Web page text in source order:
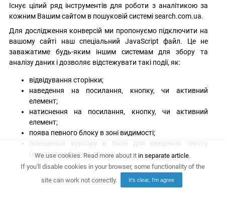
Існує цілий ряд інструментів для роботи з аналітикою за
кожним Вашим сайтом в пошуковій системі search.com.ua.
Для дослідження конверсій ми пропонуємо підключити на
вашому сайті наш спеціальний JavaScript файл. Це не
заважатиме будь-яким іншим системам для збору та
аналізу даних і дозволяє відстежувати такі події, як:
відвідування сторінки;
наведення на посилання, кнопку, чи активний
елемент;
натиснення на посилання, кнопку, чи активний
елемент;
поява певного блоку в зоні видимості;
поміщення курсору в поле для введення тексту
(контактна форма, тощо);
We use cookies. Read more about it in separate article.
If you'll disable cookies in your browser, some functionality of the
site can work not correctly.
It's clear, I'm agree